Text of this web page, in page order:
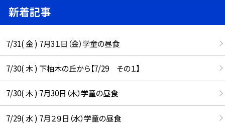
新着記事
7/31( 金 ) 7月3１日（金）学童の昼食
7/30( 木 ) 下柚木の丘から【7/29 その１】
7/30( 木 ) 7月30日（木）学童の昼食
7/29( 水 ) 7月２９日（水）学童の昼食